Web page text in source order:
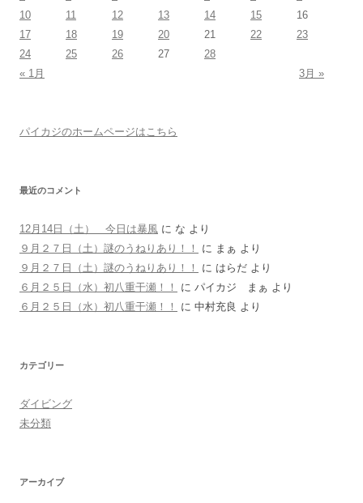
10
11 12 13 14 15
16
17
18 19 20 21 22
23
24
25 26 27
28
« 1月
3月 »
パイカジのホームページはこちら
最近のコメント
12月14日（土） 今日は暴風 に な より
９月２７日（土）謎のうねりあり！！
に まぁ より
９月２７日（土）謎のうねりあり！！
に はらだ より
６月２５日（水）初八重干瀬！！
に パイカジ まぁ より
６月２５日（水）初八重干瀬！！
に 中村充良 より
カテゴリー
ダイビング
未分類
アーカイブ